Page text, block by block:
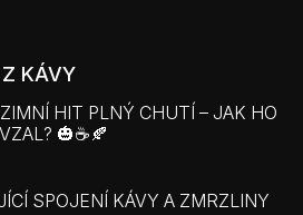
KÁVY
HIT PLNÝ CHUTÍ – JAK HO
🎃☕🍂
SPOJENÍ KÁVY A ZMRZLINY